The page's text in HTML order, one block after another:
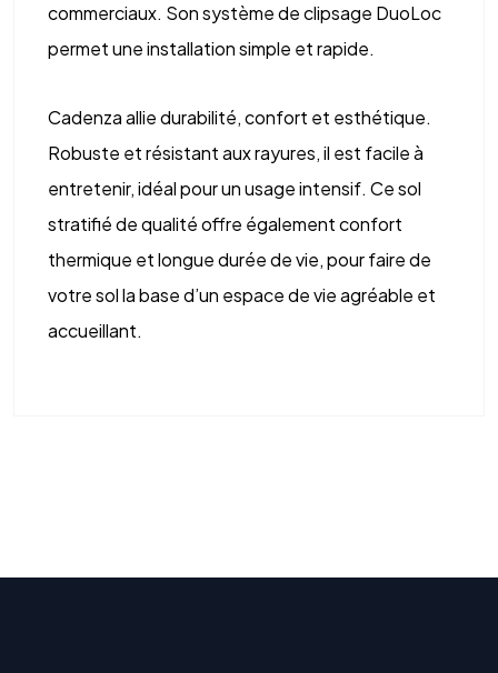
commerciaux. Son système de clipsage DuoLoc
permet une installation simple et rapide.
Cadenza allie durabilité, confort et esthétique.
Robuste et résistant aux rayures, il est facile à
entretenir, idéal pour un usage intensif. Ce sol
stratifié de qualité offre également confort
thermique et longue durée de vie, pour faire de
votre sol la base d’un espace de vie agréable et
accueillant.